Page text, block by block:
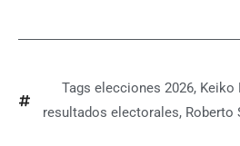
Tags elecciones 2026, Keiko
resultados electorales, Roberto